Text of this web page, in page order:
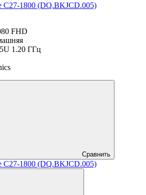
1800 (DQ.BKJCD.005)
FHD
1.20 ГГц
Сравнить
1800 (DQ.BKJCD.005)